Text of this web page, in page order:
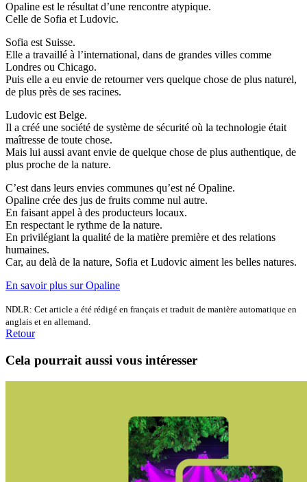
Opaline est le résultat d’une rencontre atypique.
Celle de Sofia et Ludovic.
Sofia est Suisse.
Elle a travaillé à l’international, dans de grandes villes comme
Londres ou Chicago.
Puis elle a eu envie de retourner vers quelque chose de plus naturel,
de plus près de ses racines.
Ludovic est Belge.
Il a créé une société de système de sécurité où la technologie était
maîtresse de toute chose.
Mais lui aussi avant envie de quelque chose de plus authentique, de
plus proche de la nature.
C’est dans leurs envies communes qu’est né Opaline.
Opaline crée des jus de fruits comme nul autre.
En faisant appel à des producteurs locaux.
En respectant le rythme de la nature.
En privilégiant la qualité de la matière première et des relations
humaines.
Car, au delà de la nature, Sofia et Ludovic aiment les belles natures.
En savoir plus sur Opaline
NDLR: Cet article a été rédigé en français et traduit de manière automatique en
anglais et en allemand.
Retour
Cela pourrait aussi vous intéresser